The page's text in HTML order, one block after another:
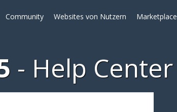
Community Websites von Nutzern Marketplace
Help Center